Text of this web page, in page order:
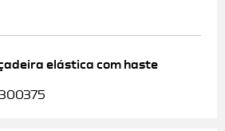
elástica com haste